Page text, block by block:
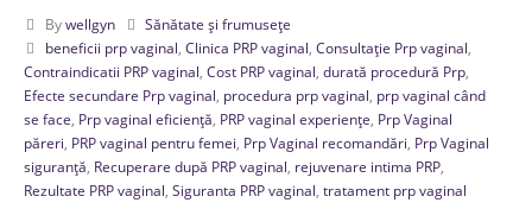
Bywellgyn
Sănătate și frumusețe
beneficii prp vaginal, Clinica PRP vaginal, Consultație Prp vaginal,
Contraindicatii PRP vaginal, Cost PRP vaginal, durată procedură Prp,
Efecte secundare Prp vaginal, procedura prp vaginal, prp vaginal când
se face, Prp vaginal eficiență, PRP vaginal experiențe, Prp Vaginal
păreri, PRP vaginal pentru femei, Prp Vaginal recomandări, Prp Vaginal
siguranță, Recuperare după PRP vaginal, rejuvenare intima PRP,
Rezultate PRP vaginal, Siguranta PRP vaginal, tratament prp vaginal